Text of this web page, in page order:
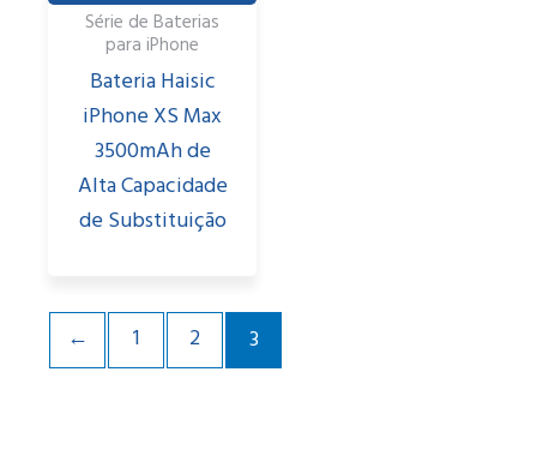
Série de Baterias
para iPhone
Bateria Haisic
iPhone XS Max
3500mAh de
Alta Capacidade
de Substituição
← 1 2 3